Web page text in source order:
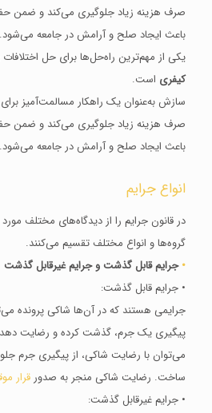
صرف هزینه زیاد جلوگیری می‌کند و ضمن
باعث ایجاد صلح و آرامش در جامعه
یکی از مهم‌ترین راه‌حل‌ها برای حل
کیفری است.
سازش به‌عنوان یک راهکار مسالمت‌آمیز
صرف هزینه زیاد جلوگیری می‌کند و ضمن
باعث ایجاد صلح و آرامش در جامعه می‌شود.
انواع جرایم
در قانون جرایم را از دیدگاه‌های مختلف
گروه‌ها و انواع مختلف تقسیم می‌کنند.
•جرایم قابل گذشت و جرایم غیر‌قابل گذشت
• جرایم قابل گذشت:
جرایمی هستند که در آن‌ها شاکی پرونده
پیگیری یک جرم، گذشت کرده و رضایت
می‌توان با رضایت شاکی، از پیگیری جرم
ساخت. رضایت شاکی منجر به صدور قرار
• جرایم غیر‌قابل گذشت: